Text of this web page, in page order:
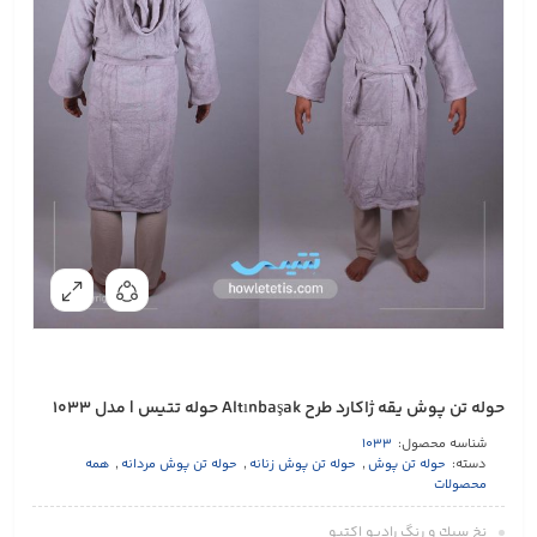
حوله تن پوش یقه ژاکارد طرح Altınbaşak حوله تتیس | مدل 1033
شناسه محصول: 1033
دسته: حوله تن پوش, حوله تن پوش زنانه , حوله تن پوش مردانه , همه
محصولات